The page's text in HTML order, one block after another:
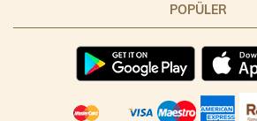
POPÜLER